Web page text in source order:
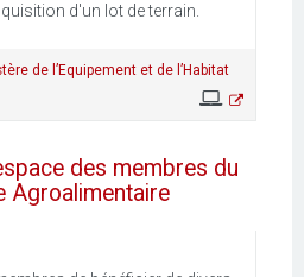
d'un lot de terrain.
de l’Equipement et de l’Habitat
des membres du
Agroalimentaire